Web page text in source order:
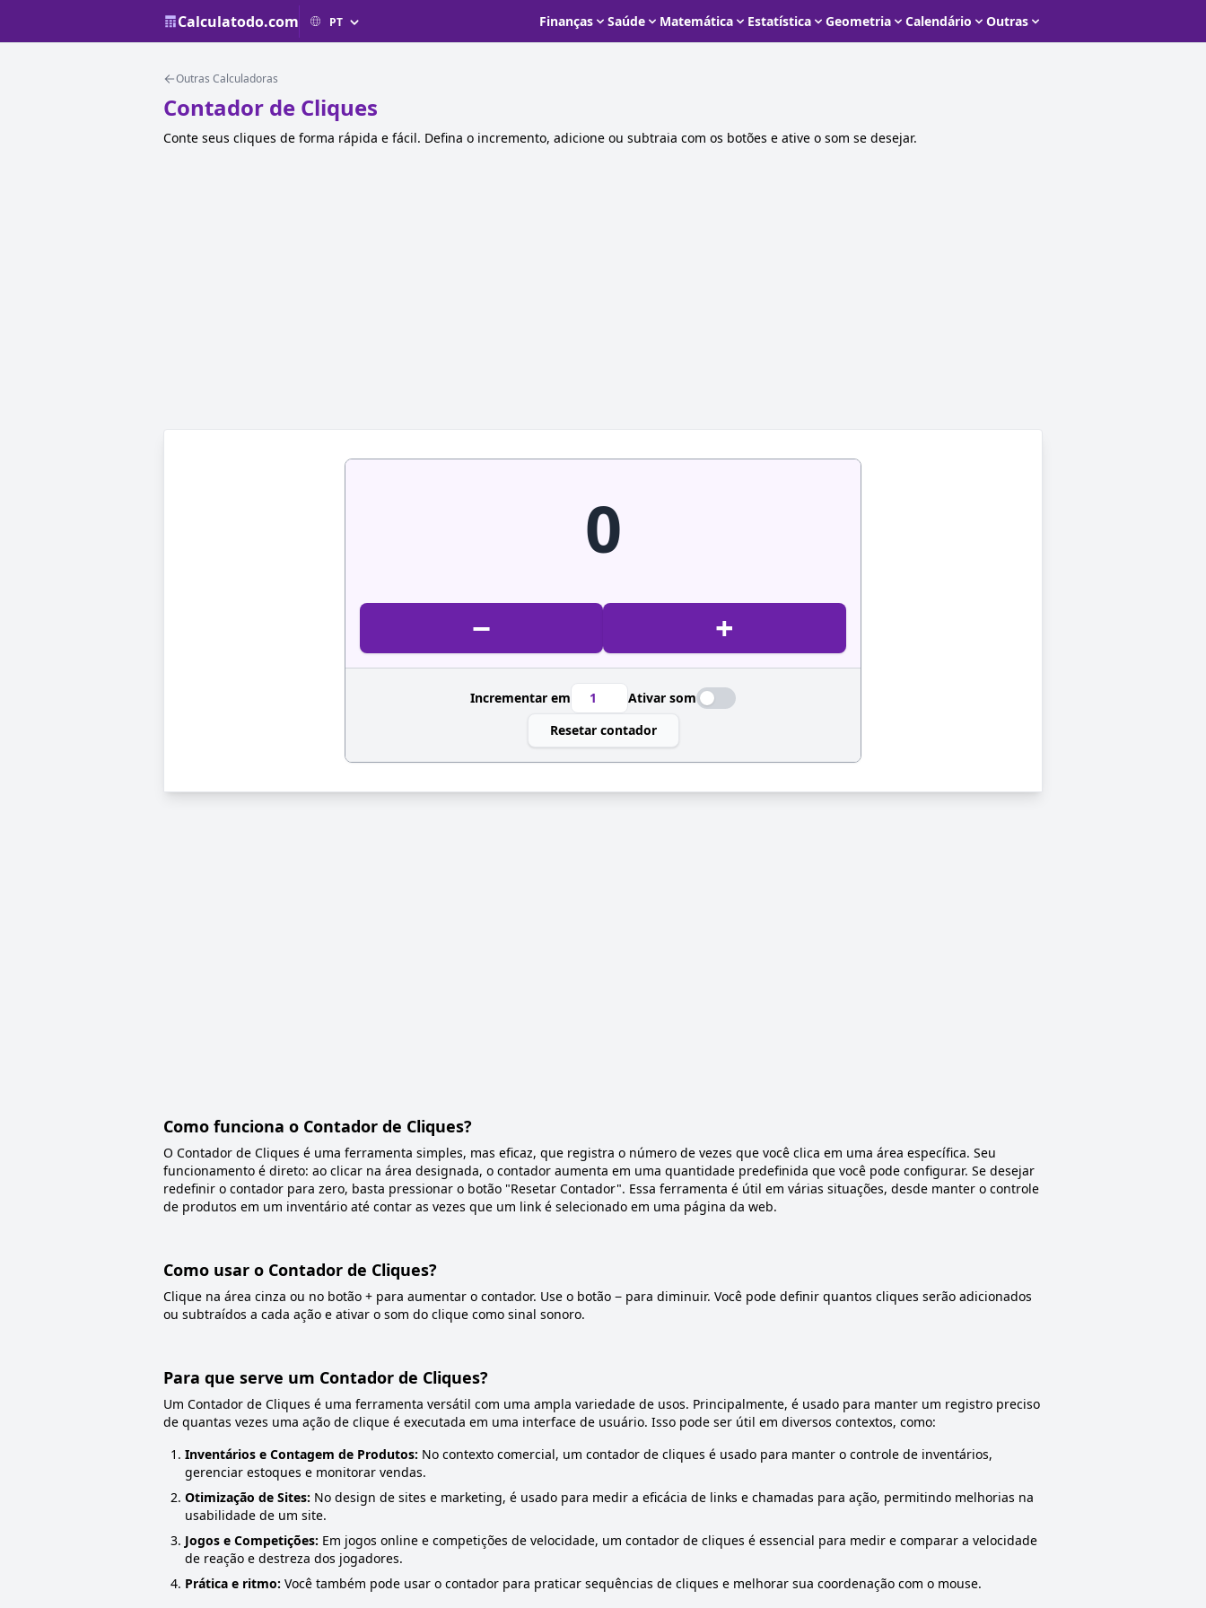
Calculatodo.com Finanças Saúde Matemática Estatística Geometria Calendário Outras
Outras Calculadoras
Contador de Cliques
Conte seus cliques de forma rápida e fácil. Defina o incremento, adicione ou subtraia com os botões e ative o som se desejar.
0
− +
Incrementar em
Ativar som
Resetar contador
Como funciona o Contador de Cliques?
O Contador de Cliques é uma ferramenta simples, mas eficaz, que registra o número de vezes que você clica em uma área específica. Seu
funcionamento é direto: ao clicar na área designada, o contador aumenta em uma quantidade predefinida que você pode configurar. Se desejar
redefinir o contador para zero, basta pressionar o botão "Resetar Contador". Essa ferramenta é útil em várias situações, desde manter o controle
de produtos em um inventário até contar as vezes que um link é selecionado em uma página da web.
Como usar o Contador de Cliques?
Clique na área cinza ou no botão + para aumentar o contador. Use o botão − para diminuir. Você pode definir quantos cliques serão adicionados
ou subtraídos a cada ação e ativar o som do clique como sinal sonoro.
Para que serve um Contador de Cliques?
Um Contador de Cliques é uma ferramenta versátil com uma ampla variedade de usos. Principalmente, é usado para manter um registro preciso
de quantas vezes uma ação de clique é executada em uma interface de usuário. Isso pode ser útil em diversos contextos, como:
Inventários e Contagem de Produtos: No contexto comercial, um contador de cliques é usado para manter o controle de inventários,
gerenciar estoques e monitorar vendas.
Otimização de Sites: No design de sites e marketing, é usado para medir a eficácia de links e chamadas para ação, permitindo melhorias na
usabilidade de um site.
Jogos e Competições: Em jogos online e competições de velocidade, um contador de cliques é essencial para medir e comparar a velocidade
de reação e destreza dos jogadores.
Prática e ritmo: Você também pode usar o contador para praticar sequências de cliques e melhorar sua coordenação com o mouse.